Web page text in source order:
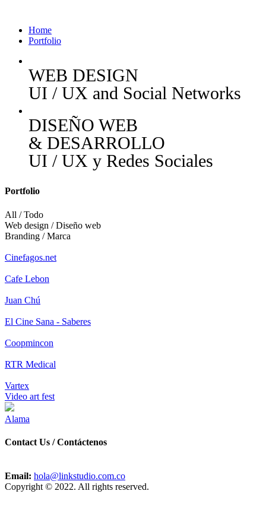
Home
Portfolio
WEB DESIGN
UI / UX and Social Networks
DISEÑO WEB
& DESARROLLO
UI / UX y Redes Sociales
Portfolio
All / Todo
Web design / Diseño web
Branding / Marca
Cinefagos.net
Cafe Lebon
Juan Chú
El Cine Sana - Saberes
Coopmincon
RTR Medical
Vartex
Video art fest
Alama
Contact Us / Contáctenos
Email: hola@linkstudio.com.co
Copyright © 2022. All rights reserved.